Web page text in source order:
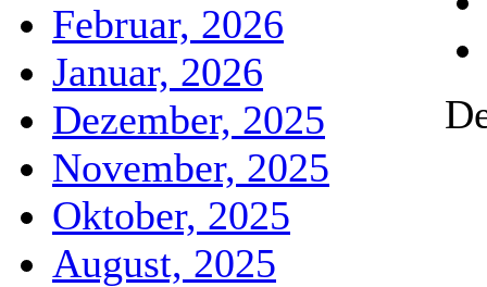
Februar, 2026
Januar, 2026
Dezember, 2025
November, 2025
Oktober, 2025
August, 2025